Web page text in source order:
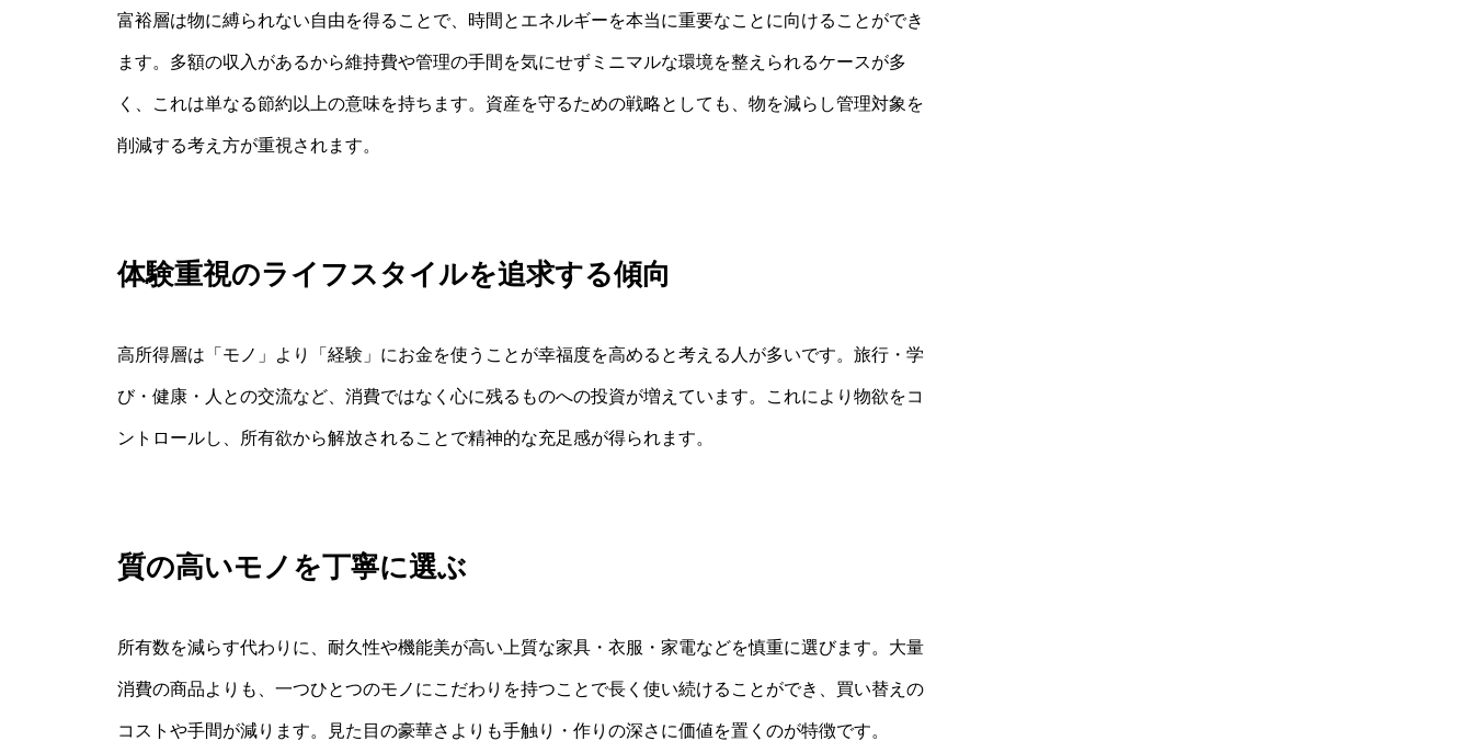
富裕層は物に縛られない自由を得ることで、時間とエネルギーを本当に重要なことに向けることができ
ます。多額の収入があるから維持費や管理の手間を気にせずミニマルな環境を整えられるケースが多
く、これは単なる節約以上の意味を持ちます。資産を守るための戦略としても、物を減らし管理対象を
削減する考え方が重視されます。
体験重視のライフスタイルを追求する傾向
高所得層は「モノ」より「経験」にお金を使うことが幸福度を高めると考える人が多いです。旅行・学
び・健康・人との交流など、消費ではなく心に残るものへの投資が増えています。これにより物欲をコ
ントロールし、所有欲から解放されることで精神的な充足感が得られます。
質の高いモノを丁寧に選ぶ
所有数を減らす代わりに、耐久性や機能美が高い上質な家具・衣服・家電などを慎重に選びます。大量
消費の商品よりも、一つひとつのモノにこだわりを持つことで長く使い続けることができ、買い替えの
コストや手間が減ります。見た目の豪華さよりも手触り・作りの深さに価値を置くのが特徴です。